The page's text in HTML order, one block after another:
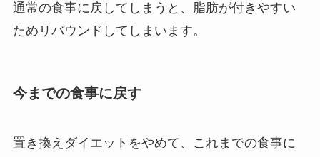
通常の食事に戻してしまうと、脂肪が付きやすい
ためリバウンドしてしまいます。
今までの食事に戻す
置き換えダイエットをやめて、これまでの食事に